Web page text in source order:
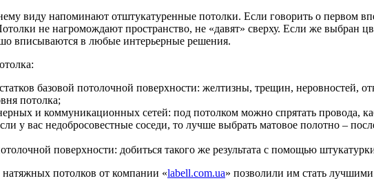
виду напоминают отштукатуренные потолки. Если говорить о первом
не нагромождают пространство, не «давят» сверху. Если же выбран
вписываются в любые интерьерные решения.
базовой потолочной поверхности: желтизны, трещин, неровностей,
потолка;
и коммуникационных сетей: под потолком можно спрятать провода,
у вас недобросовестные соседи, то лучше выбрать матовое полотно –
поверхности: добиться такого же результата с помощью
потолков от компании «labell.com.ua» позволили им стать